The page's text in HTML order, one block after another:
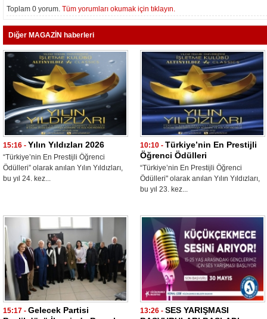
Toplam 0 yorum. Tüm yorumları okumak için tıklayın.
Diğer MAGAZİN haberleri
15:16 - Yılın Yıldızları 2026
“Türkiye’nin En Prestijli Öğrenci
Ödülleri” olarak anılan Yılın Yıldızları,
bu yıl 24. kez...
10:10 - Türkiye’nin En Prestijli
Öğrenci Ödülleri
“Türkiye’nin En Prestijli Öğrenci
Ödülleri" olarak anılan Yılın Yıldızları,
bu yıl 23. kez...
15:17 - Gelecek Partisi
13:26 - SES YARIŞMASI